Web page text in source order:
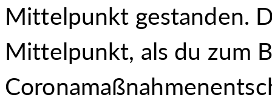
Mittelpunkt gestanden.
Mittelpunkt, als du zum